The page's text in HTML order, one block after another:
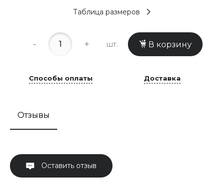
Таблица размеров
- + шт. В корзину
Способы оплаты Доставка
Отзывы
Оставить отзыв